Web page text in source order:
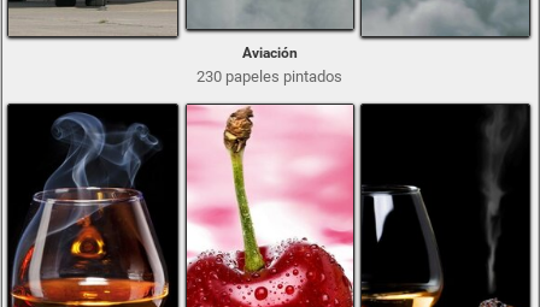
Aviación
230 papeles pintados